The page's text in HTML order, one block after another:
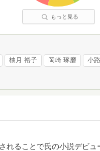
もっと見る
柚月 裕子 岡崎 琢磨 小
れることで氏の小説デビュ